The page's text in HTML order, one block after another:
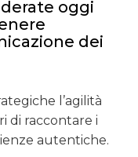
oggi
dei
l’agilità
di raccontare i
autentiche.